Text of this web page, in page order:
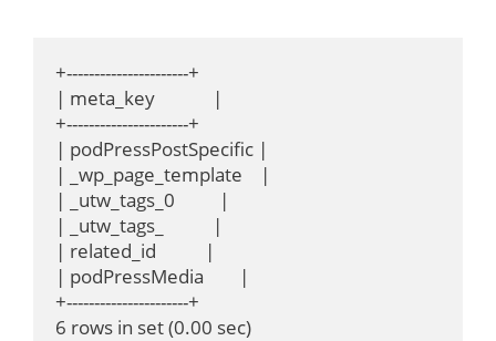
+----------------------+
| meta_key             |
+----------------------+
| podPressPostSpecific |
| _wp_page_template    |
| _utw_tags_0          |
| _utw_tags_           |
| related_id           |
| podPressMedia        |
+----------------------+
6 rows in set (0.00 sec)